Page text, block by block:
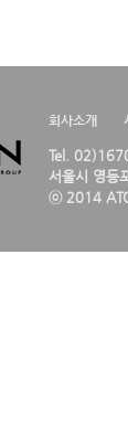
회사소개
Tel.
서울시 영등
ⓒ 2014